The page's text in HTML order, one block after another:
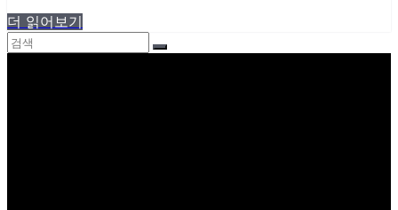
더 읽어보기